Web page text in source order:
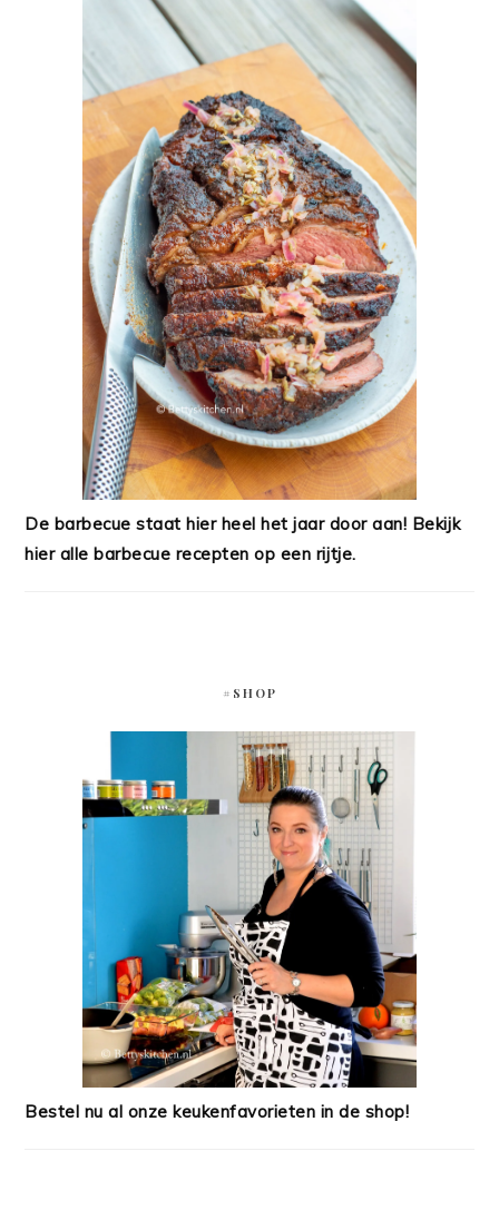
De barbecue staat hier heel het jaar door aan! Bekijk
hier alle barbecue recepten op een rijtje.
#SHOP
Bestel nu al onze keukenfavorieten in de shop!